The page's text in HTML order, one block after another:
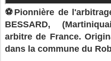
⚽️Pionnière de
BESSARD,
arbitre de France.
dans la commune du